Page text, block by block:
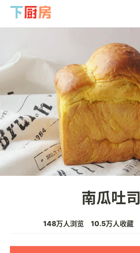
南瓜吐司
148万人浏览 10.5万人收藏